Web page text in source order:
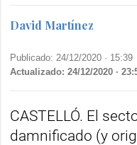
David Martínez
Publicado: 24/12/2020 · 15:39
Actualizado: 24/12/2020 ·
CASTELLÓ. El
damnificado (y